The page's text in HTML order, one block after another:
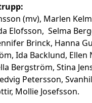
(mv), Marlen
Elofsson, Selma
Brinck, Hanna
Ida Backlund, Ellen
Bergström, Stina
Petersson,
Mollie Josefsson.